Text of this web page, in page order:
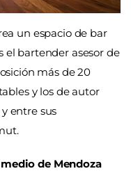
un espacio de bar
el bartender asesor de
más de 20
y los de autor
entre sus
de Mendoza